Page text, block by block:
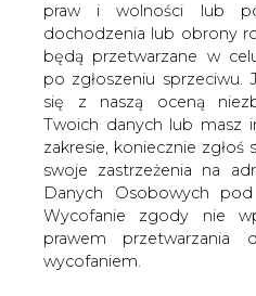
praw i wolności lub
dochodzenia lub obrony
będą przetwarzane w
po zgłoszeniu sprzeciwu.
się z naszą oceną
Twoich danych lub masz
zakresie, koniecznie zgłoś
swoje zastrzeżenia na
Danych Osobowych
Wycofanie zgody nie
prawem przetwarzania
wycofaniem.
W sumie, według
agencja prasowa ISNA, Iran
w dwóch ośrodkach
Społeczność
do stworzenia broni
zaprzeczają temu i
wyłącznie w celu uzyskania
jądrowej.
Nowy prezydent Iranu
irańskiego programu